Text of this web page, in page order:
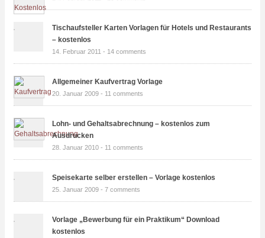
Tischaufsteller Karten Vorlagen für Hotels und Restaurants
– kostenlos
14. Februar 2011 - 14 comments
Allgemeiner Kaufvertrag Vorlage
20. Januar 2009 - 11 comments
Lohn- und Gehaltsabrechnung – kostenlos zum
Ausdrucken
28. Januar 2010 - 11 comments
Speisekarte selber erstellen – Vorlage kostenlos
25. Januar 2009 - 7 comments
Vorlage „Bewerbung für ein Praktikum“ Download
kostenlos